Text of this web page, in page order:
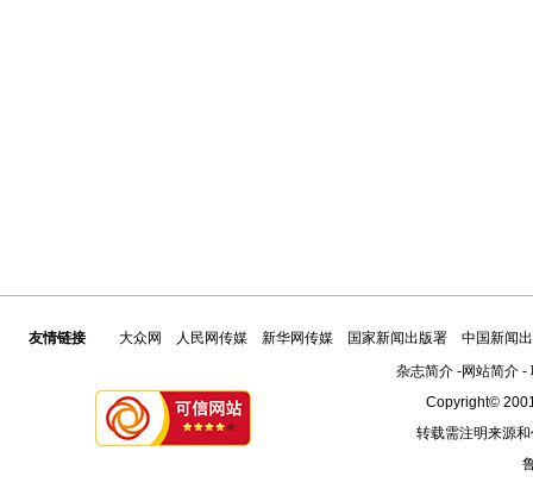
友情链接 大众网 人民网传媒 新华网传媒 国家新闻出版署
中国新闻
杂志简介-网站简介-
Copyright©
转载需注明来源